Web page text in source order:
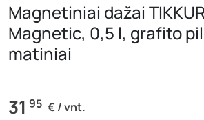
Magnetiniai dažai
Magnetic, 0,5 l, grafito
matiniai
31 95 € / vnt.